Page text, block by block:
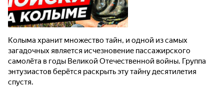
Колыма хранит множество тайн, и одной из самых
загадочных является исчезновение пассажирского
самолёта в годы Великой Отечественной войны. Группа
энтузиастов берётся раскрыть эту тайну десятилетия
спустя.